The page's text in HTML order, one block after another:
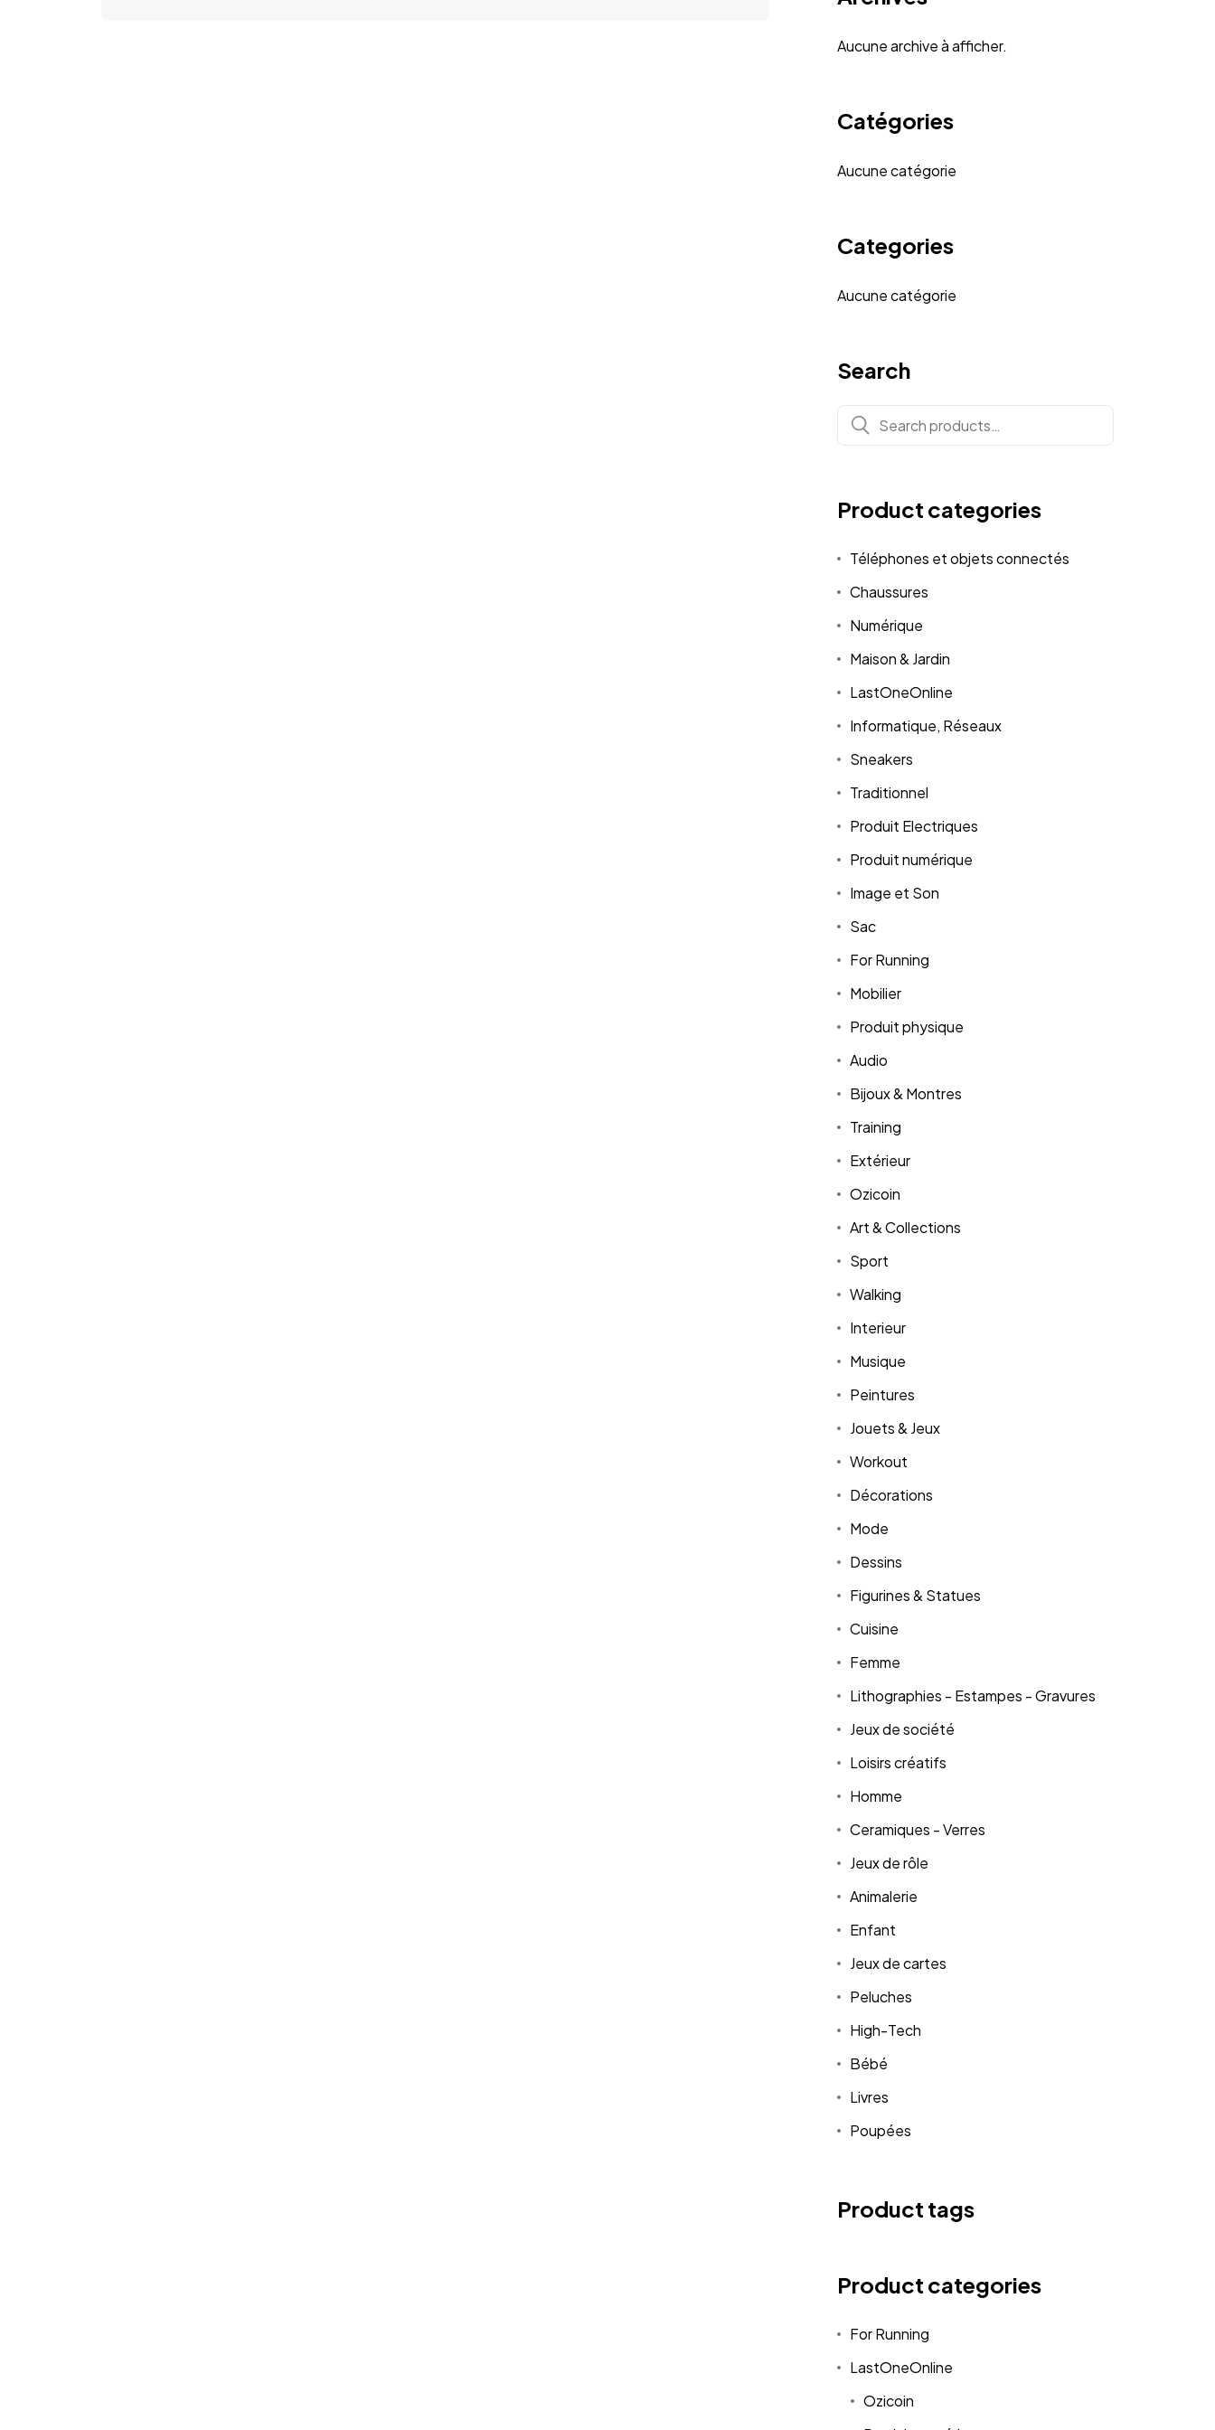
Aucune archive à afficher.
Catégories
Aucune catégorie
Categories
Aucune catégorie
Search
Search
for:
Product categories
Téléphones et objets connectés
Chaussures
Numérique
Maison & Jardin
LastOneOnline
Informatique, Réseaux
Sneakers
Traditionnel
Produit Electriques
Produit numérique
Image et Son
Sac
For Running
Mobilier
Produit physique
Audio
Bijoux & Montres
Training
Extérieur
Ozicoin
Art & Collections
Sport
Walking
Interieur
Musique
Peintures
Jouets & Jeux
Workout
Décorations
Mode
Dessins
Figurines & Statues
Cuisine
Femme
Lithographies - Estampes - Gravures
Jeux de société
Loisirs créatifs
Homme
Ceramiques - Verres
Jeux de rôle
Animalerie
Enfant
Jeux de cartes
Peluches
High-Tech
Bébé
Livres
Poupées
Product tags
Product categories
For Running
LastOneOnline
Ozicoin